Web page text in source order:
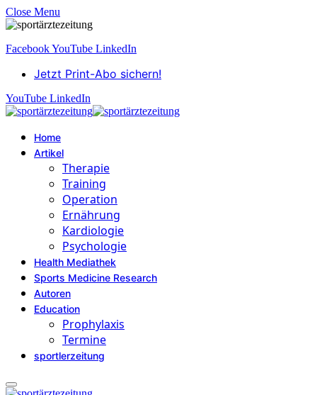
Close Menu
FacebookYouTube LinkedIn
Jetzt Print-Abo sichern!
YouTube LinkedIn
Home
Artikel
Therapie
Training
Operation
Ernährung
Kardiologie
Psychologie
Health Mediathek
Sports Medicine Research
Autoren
Education
Prophylaxis
Termine
sportlerzeitung